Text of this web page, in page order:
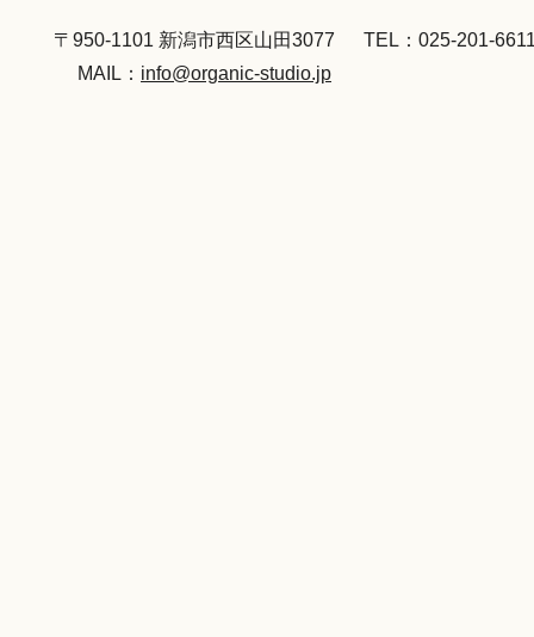
〒950-1101 新潟市西区山田3077
TEL：025-201-
MAIL： info@organic-studio.jp